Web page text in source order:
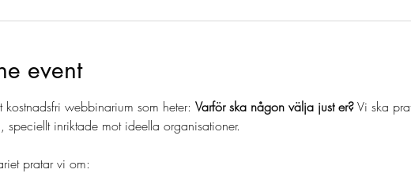
event
kostnadsfri webbinarium som heter: Varför ska någon välja just er? Vi ska
speciellt inriktade mot ideella organisationer.
pratar vi om: